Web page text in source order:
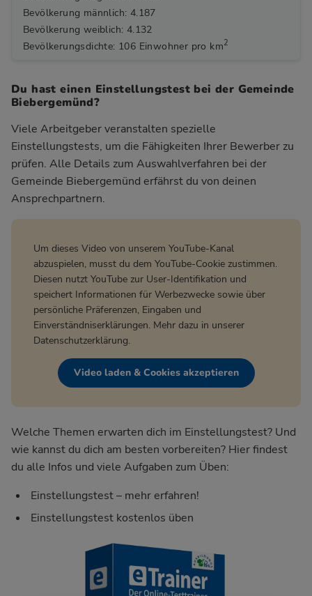
Bevölkerung männlich: 4.187
Bevölkerung weiblich: 4.132
Bevölkerungsdichte: 106 Einwohner pro km2
Du hast einen Einstellungstest bei der Gemeinde
Biebergemünd?
Viele Arbeitgeber veranstalten spezielle
Einstellungstests, um die Fähigkeiten Ihrer Bewerber zu
prüfen. Alle Details zum Auswahlverfahren bei der
Gemeinde Biebergemünd erfährst du von deinen
Ansprechpartnern.
Um dieses Video von unserem YouTube-Kanal
abzuspielen, musst du dem YouTube-Cookie zustimmen.
Diesen nutzt YouTube zur User-Identifikation und
speichert Informationen für Werbezwecke sowie über
persönliche Präferenzen, Eingaben und
Einverständniserklärungen. Mehr dazu in unserer
Datenschutzerklärung.
Video laden & Cookies akzeptieren
Welche Themen erwarten dich im Einstellungstest? Und
wie kannst du dich am besten vorbereiten? Hier findest
du alle Infos und viele Aufgaben zum Üben:
Einstellungstest – mehr erfahren!
Einstellungstest kostenlos üben